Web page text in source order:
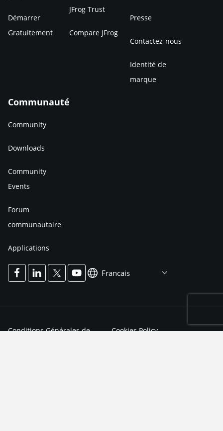
Démarrer
Gratuitement
JFrog Trust
Compare JFrog
Presse
Contactez-nous
Identité de
marque
Communauté
Community
Downloads
Community
Events
Forum
communautaire
Applications
Francais
Conditions Générales de
Cookies Policy